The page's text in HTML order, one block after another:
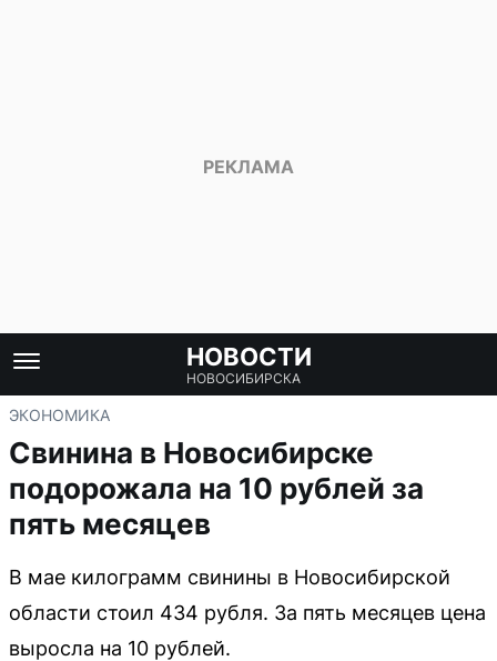
НОВОСТИ
НОВОСИБИРСКА
ЭКОНОМИКА
Свинина в Новосибирске
подорожала на 10 рублей за
пять месяцев
В мае килограмм свинины в Новосибирской
области стоил 434 рубля. За пять месяцев цена
выросла на 10 рублей.